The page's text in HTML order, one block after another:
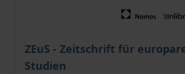
ZEuS - Zeitschrift für
Studien
The price depends on the options